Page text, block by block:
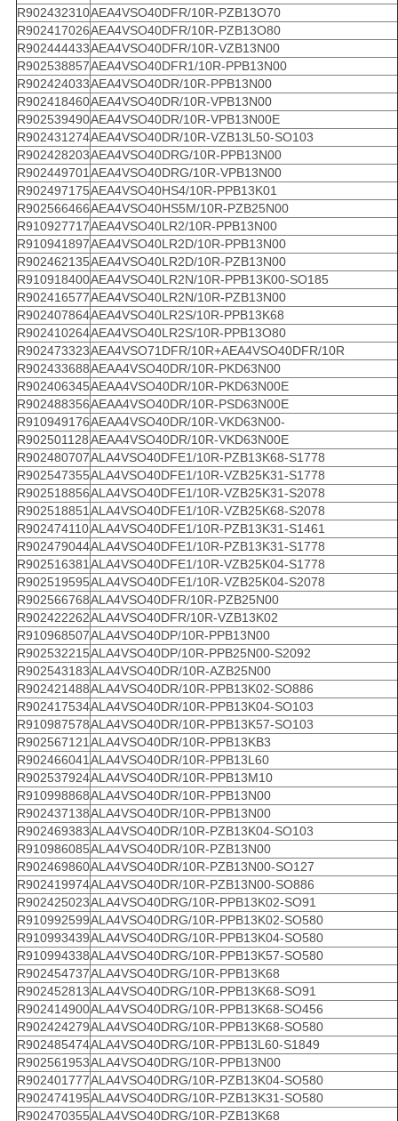
R902432310AEA4VSO40DFR/10R-PZB13O70
R902417026AEA4VSO40DFR/10R-PZB13O80
R902444433AEA4VSO40DFR/10R-VZB13N00
R902538857AEA4VSO40DFR1/10R-PPB13N00
R902424033AEA4VSO40DR/10R-PPB13N00
R902418460AEA4VSO40DR/10R-VPB13N00
R902539490AEA4VSO40DR/10R-VPB13N00E
R902431274AEA4VSO40DR/10R-VZB13L50-SO103
R902428203AEA4VSO40DRG/10R-PPB13N00
R902449701 AEA4VSO40DRG/10R-VPB13N00
R902497175AEA4VSO40HS4/10R-PPB13K01
R902566466AEA4VSO40HS5M/10R-PZB25N00
R910927717AEA4VSO40LR2/10R-PPB13N00
R910941897AEA4VSO40LR2D/10R-PPB13N00
R902462135AEA4VSO40LR2D/10R-PZB13N00
R910918400AEA4VSO40LR2N/10R-PPB13K00-SO185
R902416577AEA4VSO40LR2N/10R-PZB13N00
R902407864AEA4VSO40LR2S/10R-PPB13K68
R902410264AEA4VSO40LR2S/10R-PPB13O80
R902473323AEA4VSO71DFR/10R+AEA4VSO40DFR/10R
R902433688AEAA4VSO40DR/10R-PKD63N00
R902406345AEAA4VSO40DR/10R-PKD63N00E
R902488356AEAA4VSO40DR/10R-PSD63N00E
R910949176AEAA4VSO40DR/10R-VKD63N00-
R902501128AEAA4VSO40DR/10R-VKD63N00E
R902480707ALA4VSO40DFE1/10R-PZB13K68-S1778
R902547355ALA4VSO40DFE1/10R-VZB25K31-S1778
R902518856ALA4VSO40DFE1/10R-VZB25K31-S2078
R902518851 ALA4VSO40DFE1/10R-VZB25K68-S2078
R902474110ALA4VSO40DFE1/10R-PZB13K31-S1461
R902479044ALA4VSO40DFE1/10R-PZB13K31-S1778
R902516381 ALA4VSO40DFE1/10R-VZB25K04-S1778
R902519595ALA4VSO40DFE1/10R-VZB25K04-S2078
R902566768ALA4VSO40DFR/10R-PZB25N00
R902422262ALA4VSO40DFR/10R-VZB13K02
R910968507ALA4VSO40DP/10R-PPB13N00
R902532215ALA4VSO40DP/10R-PPB25N00-S2092
R902543183ALA4VSO40DR/10R-AZB25N00
R902421488ALA4VSO40DR/10R-PPB13K02-SO886
R902417534ALA4VSO40DR/10R-PPB13K04-SO103
R910987578ALA4VSO40DR/10R-PPB13K57-SO103
R902567121 ALA4VSO40DR/10R-PPB13KB3
R902466041 ALA4VSO40DR/10R-PPB13L60
R902537924ALA4VSO40DR/10R-PPB13M10
R910998868ALA4VSO40DR/10R-PPB13N00
R902437138ALA4VSO40DR/10R-PPB13N00
R902469383ALA4VSO40DR/10R-PZB13K04-SO103
R910986085ALA4VSO40DR/10R-PZB13N00
R902469860ALA4VSO40DR/10R-PZB13N00-SO127
R902419974ALA4VSO40DR/10R-PZB13N00-SO886
R902425023ALA4VSO40DRG/10R-PPB13K02-SO91
R910992599ALA4VSO40DRG/10R-PPB13K02-SO580
R910993439ALA4VSO40DRG/10R-PPB13K04-SO580
R910994338ALA4VSO40DRG/10R-PPB13K57-SO580
R902454737ALA4VSO40DRG/10R-PPB13K68
R902452813ALA4VSO40DRG/10R-PPB13K68-SO91
R902414900ALA4VSO40DRG/10R-PPB13K68-SO456
R902424279ALA4VSO40DRG/10R-PPB13K68-SO580
R902485474ALA4VSO40DRG/10R-PPB13L60-S1849
R902561953ALA4VSO40DRG/10R-PPB13N00
R902401777ALA4VSO40DRG/10R-PZB13K04-SO580
R902474195ALA4VSO40DRG/10R-PZB13K31-SO580
R902470355ALA4VSO40DRG/10R-PZB13K68